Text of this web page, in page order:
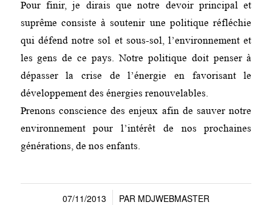
Pour finir, je dirais que notre devoir principal et
suprême consiste à soutenir une politique réfléchie
qui défend notre sol et sous-sol, l’environnement et
les gens de ce pays. Notre politique doit penser à
dépasser la crise de l’énergie en favorisant le
développement des énergies renouvelables.
Prenons conscience des enjeux afin de sauver notre
environnement pour l’intérêt de nos prochaines
générations, de nos enfants.
07/11/2013
/ PAR MDJWEBMASTER